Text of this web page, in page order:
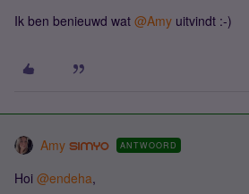
Ik ben benieuwd wat ​ @Amy uitvindt :-)
Amy ANTWOORD
Hoi ​ @endeha,